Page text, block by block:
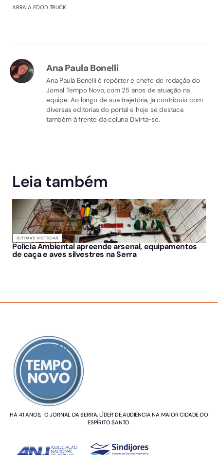
ARRAIA FOOD TRUCK
Ana Paula Bonelli
Ana Paula Bonelli é repórter e chefe de redação do
Jornal Tempo Novo, com 25 anos de atuação na
equipe. Ao longo de sua trajetória, já contribuiu com
diversas editorias do portal e hoje se destaca
também à frente da coluna Divirta-se.
Leia também
ÚLTIMAS NOTÍCIAS
Polícia Ambiental apreende arsenal, equipamentos
de caça e aves silvestres na Serra
HÁ 41 ANOS, O JORNAL DA SERRA. LÍDER DE AUDIÊNCIA NA MAIOR CIDADE DO
ESPÍRITO SANTO.